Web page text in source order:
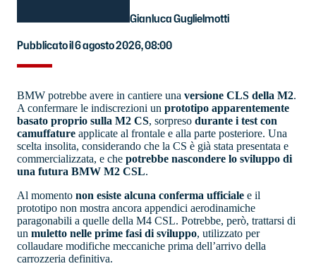
Gianluca Guglielmotti
Pubblicato il 6 agosto 2026, 08:00
BMW potrebbe avere in cantiere una versione CLS della M2.
A confermare le indiscrezioni un prototipo apparentemente
basato proprio sulla M2 CS, sorpreso durante i test con
camuffature applicate al frontale e alla parte posteriore. Una
scelta insolita, considerando che la CS è già stata presentata e
commercializzata, e che potrebbe nascondere lo sviluppo di
una futura BMW M2 CSL.
Al momento non esiste alcuna conferma ufficiale e il
prototipo non mostra ancora appendici aerodinamiche
paragonabili a quelle della M4 CSL. Potrebbe, però, trattarsi di
un muletto nelle prime fasi di sviluppo, utilizzato per
collaudare modifiche meccaniche prima dell’arrivo della
carrozzeria definitiva.